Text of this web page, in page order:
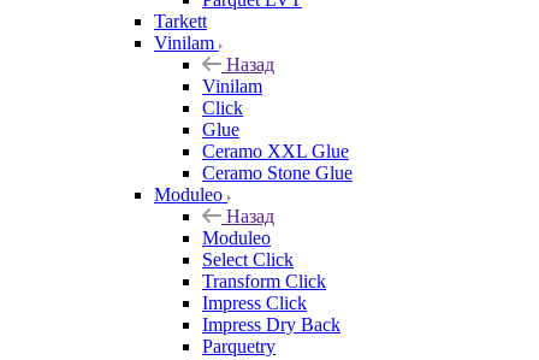
Tarkett
Vinilam
Назад
Vinilam
Click
Glue
Ceramo XXL Glue
Ceramo Stone Glue
Moduleo
Назад
Moduleo
Select Click
Transform Click
Impress Click
Impress Dry Back
Parquetry